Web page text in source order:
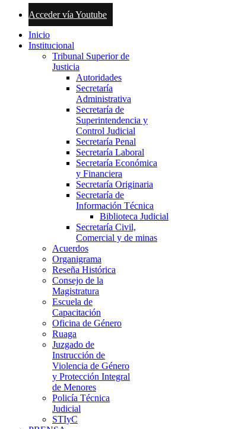
Acceder vía Youtube
Inicio
Institucional
Tribunal Superior de
Justicia
Autoridades
Secretaría
Administrativa
Secretaría de
Superintendencia y
Control Judicial
Secretaría Penal
Secretaría Laboral
Secretaría Económica
y Financiera
Secretaría Originaria
Secretaría de
Información Técnica
Biblioteca Judicial
Secretaría Civil,
Comercial y de minas
Acuerdos
Organigrama
Reseña Histórica
Consejo de la
Magistratura
Escuela de
Capacitación
Oficina de Género
Ruaga
Juzgado de
Instrucción de
Violencia de Género
y Protección Integral
de Menores
Policía Técnica
Judicial
STIyC